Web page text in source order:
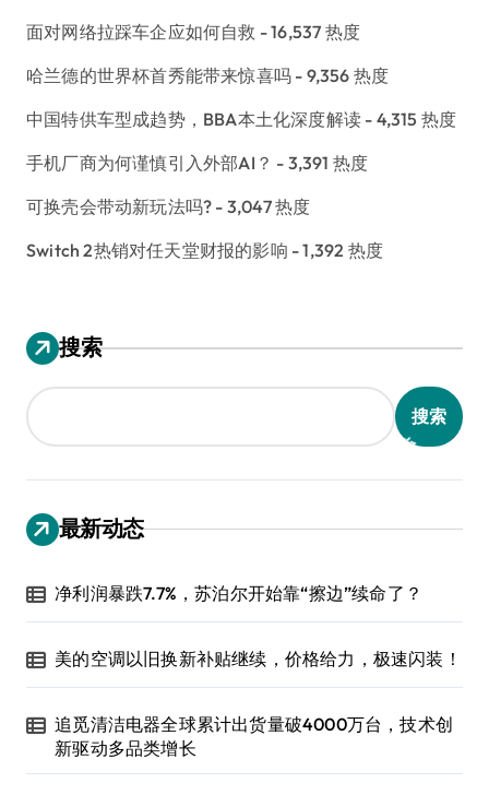
面对网络拉踩车企应如何自救 - 16,537 热度
哈兰德的世界杯首秀能带来惊喜吗 - 9,356 热度
中国特供车型成趋势，BBA本土化深度解读 - 4,315 热度
手机厂商为何谨慎引入外部AI？ - 3,391 热度
可换壳会带动新玩法吗? - 3,047 热度
Switch 2热销对任天堂财报的影响 - 1,392 热度
搜索
搜索
最新动态
净利润暴跌7.7%，苏泊尔开始靠“擦边”续命了？
美的空调以旧换新补贴继续，价格给力，极速闪装！
追觅清洁电器全球累计出货量破4000万台，技术创
新驱动多品类增长